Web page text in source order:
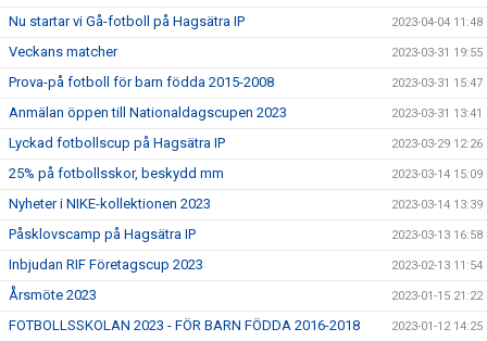
Nu startar vi Gå-fotboll på Hagsätra IP 2023-04-04 11:48
Veckans matcher 2023-03-31 19:55
Prova-på fotboll för barn födda 2015-2008 2023-03-31 15:47
Anmälan öppen till Nationaldagscupen 2023 2023-03-31 13:41
Lyckad fotbollscup på Hagsätra IP 2023-03-29 12:26
25% på fotbollsskor, beskydd mm 2023-03-14 15:09
Nyheter i NIKE-kollektionen 2023 2023-03-14 13:39
Påsklovscamp på Hagsätra IP 2023-03-13 16:58
Inbjudan RIF Företagscup 2023 2023-02-13 11:54
Årsmöte 2023 2023-01-15 21:22
FOTBOLLSSKOLAN 2023 - FÖR BARN FÖDDA 2016-2018 2023-01-12 14:25